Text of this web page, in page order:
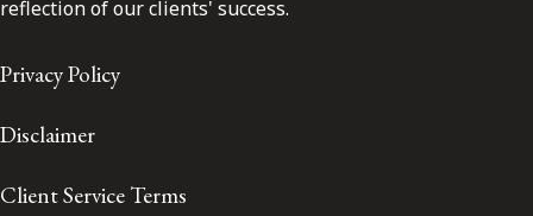
reflection of our clients' success.
Privacy Policy
Disclaimer
Client Service Terms